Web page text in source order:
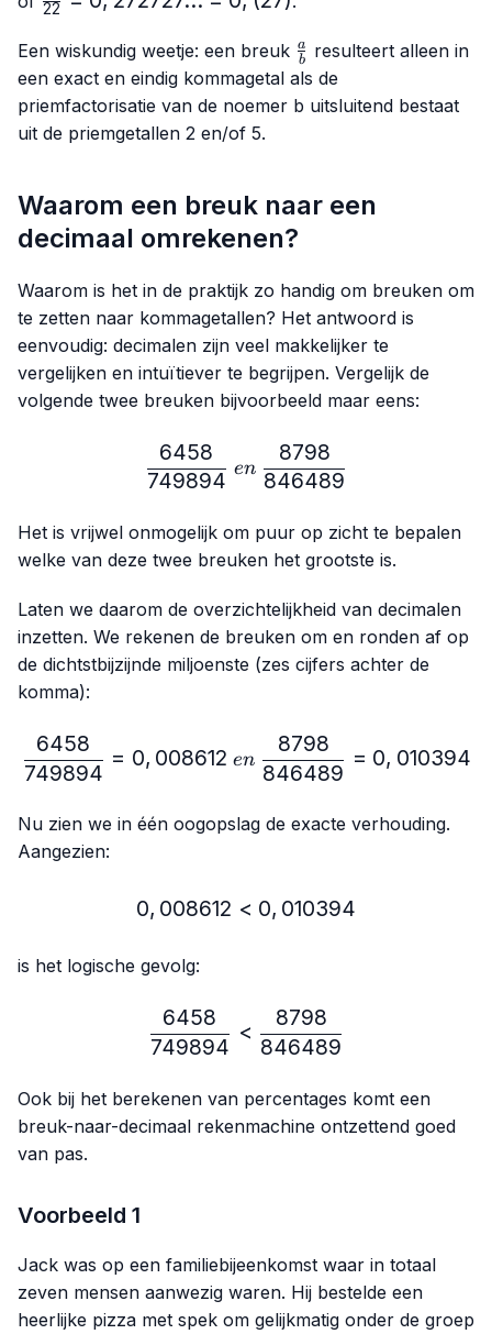
= 1,(6)
= 0,(27)
22
Een wiskundig weetje: een breuk \frac{a}
{b}
b
a
resulteert alleen in
een exact en eindig kommagetal als de
priemfactorisatie van de noemer b uitsluitend bestaat
uit de priemgetallen 2 en/of 5.
Waarom een breuk naar een
decimaal omrekenen?
Waarom is het in de praktijk zo handig om breuken om
te zetten naar kommagetallen? Het antwoord is
eenvoudig: decimalen zijn veel makkelijker te
vergelijken en intuïtiever te begrijpen. Vergelijk de
volgende twee breuken bijvoorbeeld maar eens:
\frac{6458}{749894} \
749894
6458
en 846489
8798
Het is vrijwel onmogelijk om puur op zicht te bepalen
welke van deze twee breuken het grootste is.
Laten we daarom de overzichtelijkheid van decimalen
inzetten. We rekenen de breuken om en ronden af op
de dichtstbijzijnde miljoenste (zes cijfers achter de
komma):
749894
6458
= 0, 008612 en 846489
8798
= 0, 010394
Nu zien we in één oogopslag de exacte verhouding.
Aangezien:
0,008612 < 0,010394
0, 008612 < 0, 010394
is het logische gevolg:
\frac{6458}{749894} <
749894
6458
<
846489
8798
Ook bij het berekenen van percentages komt een
breuk-naar-decimaal rekenmachine ontzettend goed
van pas.
Voorbeeld 1
Jack was op een familiebijeenkomst waar in totaal
zeven mensen aanwezig waren. Hij bestelde een
heerlijke pizza met spek om gelijkmatig onder de groep